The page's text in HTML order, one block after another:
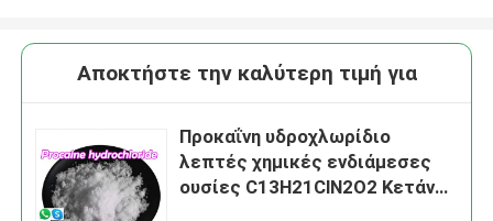
Αποκτήστε την καλύτερη τιμή για
Προκαΐνη υδροχλωρίδιο
λεπτές χημικές ενδιάμεσες
ουσίες C13H21ClN2O2 Κετάνης